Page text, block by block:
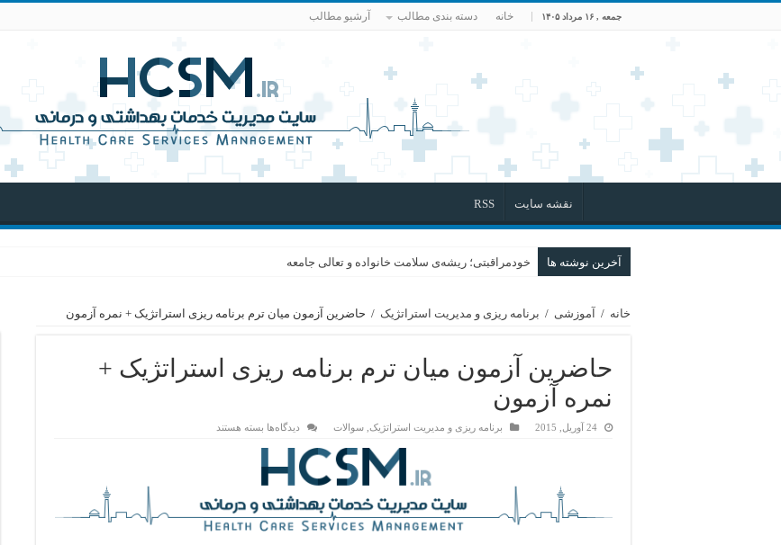
جمعه , ۱۶ مرداد ۱۴۰۵ خانه دسته بندی مطالب آرشیو مطالب
نقشه سایت RSS
آخرین نوشته ها خودمراقبتی؛ ریشه‌ی سلامت خانواده و تعالی جامعه
خانه / آموزشی / برنامه ریزی و مدیریت استراتژیک / حاضرین آزمون میان ترم برنامه ریزی استراتژیک + نمره آزمون
حاضرین آزمون میان ترم برنامه ریزی استراتژیک +
نمره آزمون
24 آوریل, 2015 برنامه ریزی و مدیریت استراتژیک سوالات دیدگاه‌ها برای
آزمون
برنامه
استراتژیک
+
نمره
بسته هستند